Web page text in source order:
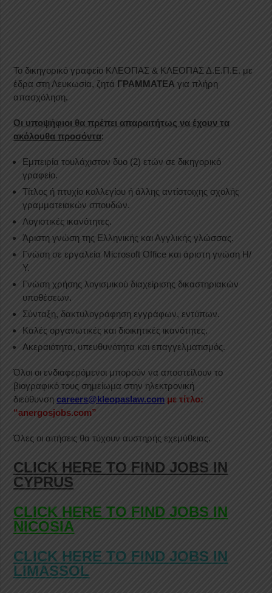
Το δικηγορικό γραφείο ΚΛΕΟΠΑΣ & ΚΛΕΟΠΑΣ Δ.Ε.Π.Ε. με
έδρα στη Λευκωσία, ζητά ΓΡΑΜΜΑΤΕΑ για πλήρη
απασχόληση.
Οι υποψήφιοι θα πρέπει απαραιτήτως να έχουν τα
ακόλουθα προσόντα:
Εμπειρία τουλάχιστον δυο (2) ετών σε δικηγορικό
γραφείο.
Τίτλος ή πτυχίο κολλεγίου ή άλλης αντίστοιχης σχολής
γραμματειακών σπουδών.
Λογιστικές ικανότητες.
Άριστη γνώση της Ελληνικής και Αγγλικής γλώσσας.
Γνώση σε εργαλεία Microsoft Office και άριστη γνώση Η/
Υ.
Γνώση χρήσης λογισμικού διαχείρισης δικαστηριακών
υποθέσεων.
Σύνταξη, δακτυλογράφηση εγγράφων, εντύπων.
Καλές οργανωτικές και διοικητικές ικανότητες.
Ακεραιότητα, υπευθυνότητα και επαγγελματισμός.
Όλοι οι ενδιαφερόμενοι μπορούν να αποστείλουν το
βιογραφικό τους σημείωμα στην ηλεκτρονική
διεύθυνσηcareers@kleopaslaw.com με τίτλο:
“anergosjobs.com”
Όλες οι αιτήσεις θα τύχουν αυστηρής εχεμύθειας.
CLICK HERE TO FIND JOBS IN
CYPRUS
CLICK HERE TO FIND JOBS IN
NICOSIA
CLICK HERE TO FIND JOBS IN
LIMASSOL